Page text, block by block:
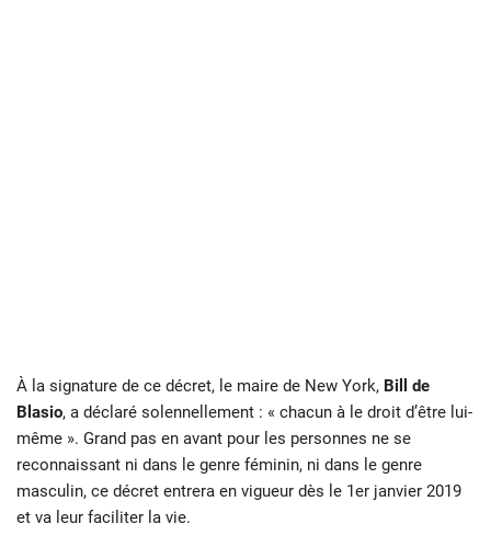
À la signature de ce décret, le maire de New York, Bill de
Blasio, a déclaré solennellement : « chacun à le droit d’être lui-
même ». Grand pas en avant pour les personnes ne se
reconnaissant ni dans le genre féminin, ni dans le genre
masculin, ce décret entrera en vigueur dès le 1er janvier 2019
et va leur faciliter la vie.